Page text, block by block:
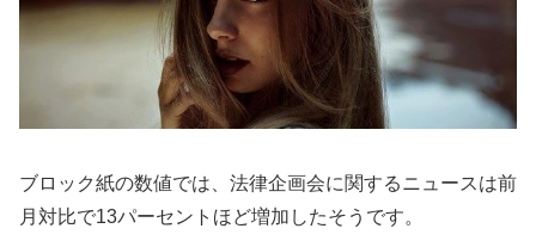
ブロック紙の数値では、法律企画会に関するニュースは前
月対比で13パーセントほど増加したそうです。